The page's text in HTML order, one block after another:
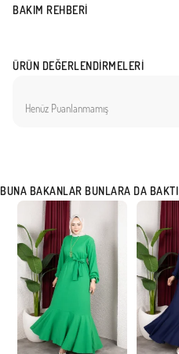
BAKIM REHBERI
ÜRÜN DEĞERLENDIRMELERI
Henüz Puanlanmamış
BUNA BAKANLAR BUNLARA DA BAKTI